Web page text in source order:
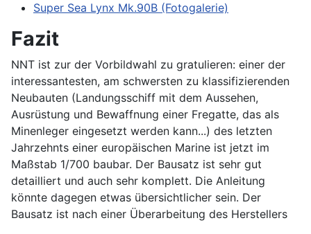
Super Sea Lynx Mk.90B (Fotogalerie)
Fazit
NNT ist zur der Vorbildwahl zu gratulieren: einer der
interessantesten, am schwersten zu klassifizierenden
Neubauten (Landungsschiff mit dem Aussehen,
Ausrüstung und Bewaffnung einer Fregatte, das als
Minenleger eingesetzt werden kann...) des letzten
Jahrzehnts einer europäischen Marine ist jetzt im
Maßstab 1/700 baubar. Der Bausatz ist sehr gut
detailliert und auch sehr komplett. Die Anleitung
könnte dagegen etwas übersichtlicher sein. Der
Bausatz ist nach einer Überarbeitung des Herstellers